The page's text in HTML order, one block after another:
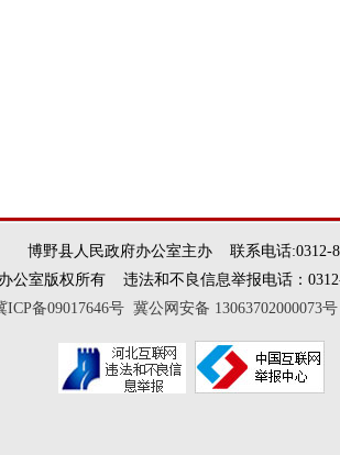
博野县人民政府办公室主办 联系电话:0312-
室版权所有 违法和不良信息举报电话：0312-
ICP备09017646号 冀公网安备 13063702000073号